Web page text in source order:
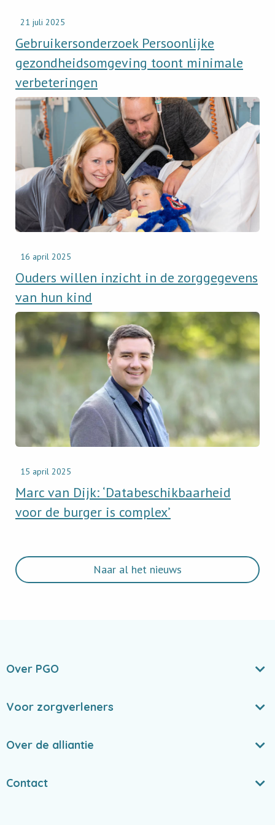
21 juli 2025
Gebruikersonderzoek Persoonlijke
gezondheidsomgeving toont minimale
verbeteringen
16 april 2025
Ouders willen inzicht in de zorggegevens
van hun kind
Read
newsitem
Ouders
willen
inzicht
de
zorggegevens
van
hun
kind
15 april 2025
Marc van Dijk: ‘Databeschikbaarheid
voor de burger is complex’
Read
newsitem
Marc
van
‘Databeschikbaarheid
burger
complex’
Naar al het nieuws
Over PGO
Voor zorgverleners
Over de alliantie
Contact